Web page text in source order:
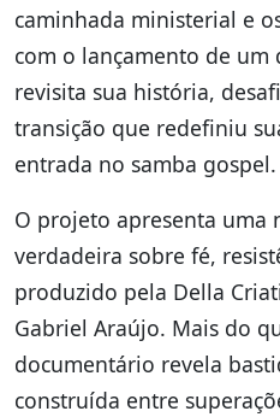
caminhada ministerial e
com o lançamento de
revisita sua história,
transição que redefiniu
entrada no samba gospel.
O projeto apresenta uma
verdadeira sobre fé,
produzido pela Della
Gabriel Araújo. Mais do
documentário revela
construída entre